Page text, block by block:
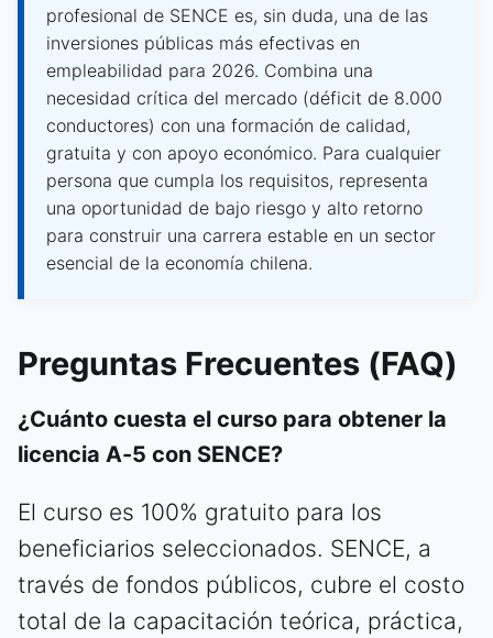
profesional de SENCE es, sin duda, una de las
inversiones públicas más efectivas en
empleabilidad para 2026. Combina una
necesidad crítica del mercado (déficit de 8.000
conductores) con una formación de calidad,
gratuita y con apoyo económico. Para cualquier
persona que cumpla los requisitos, representa
una oportunidad de bajo riesgo y alto retorno
para construir una carrera estable en un sector
esencial de la economía chilena.
Preguntas Frecuentes (FAQ)
¿Cuánto cuesta el curso para obtener la
licencia A-5 con SENCE?
El curso es 100% gratuito para los
beneficiarios seleccionados. SENCE, a
través de fondos públicos, cubre el costo
total de la capacitación teórica, práctica,